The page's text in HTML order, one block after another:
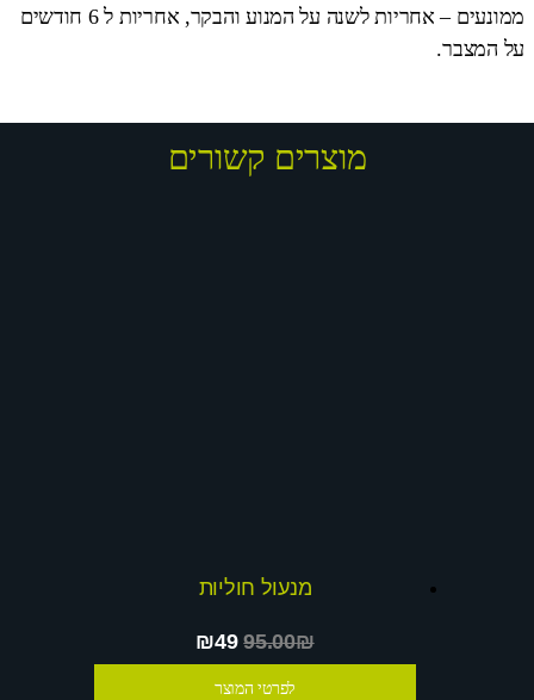
ממונעים – אחריות לשנה על המנוע והבקר, אחריות ל 6 חודשים
על המצבר.
מוצרים קשורים
מנעול חוליות
₪4995.00₪
לפרטי המוצר